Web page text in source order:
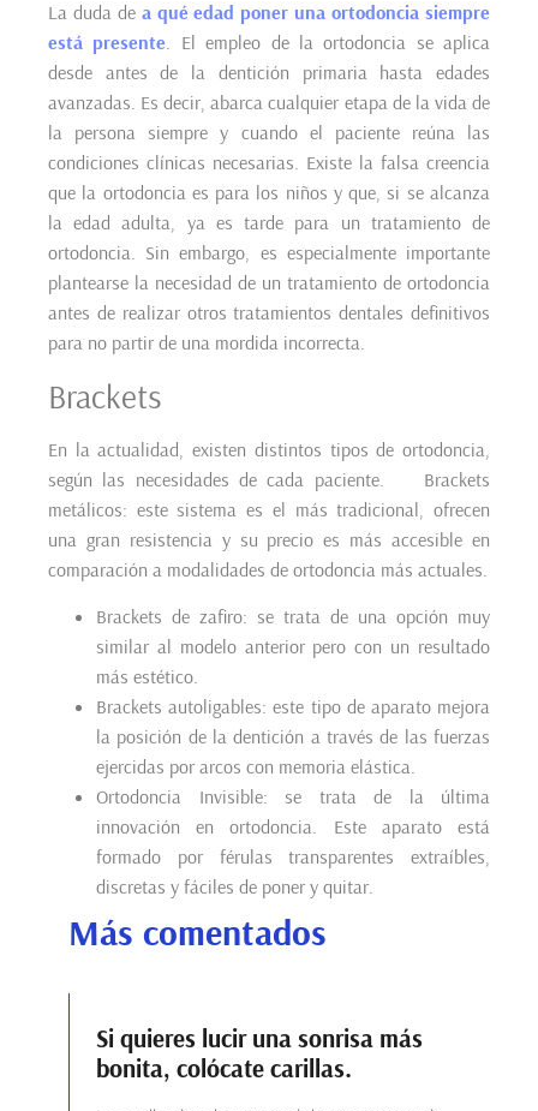
La duda dea qué edad poner una ortodoncia siempre
está presente. El empleo de la ortodoncia se aplica
desde antes de la dentición primaria hasta edades
avanzadas. Es decir, abarca cualquier etapa de la vida de
la persona siempre y cuando el paciente reúna las
condiciones clínicas necesarias. Existe la falsa creencia
que la ortodoncia es para los niños y que, si se alcanza
la edad adulta, ya es tarde para un tratamiento de
ortodoncia. Sin embargo, es especialmente importante
plantearse la necesidad de un tratamiento de ortodoncia
antes de realizar otros tratamientos dentales definitivos
para no partir de una mordida incorrecta.
Brackets
En la actualidad, existen distintos tipos de ortodoncia,
según las necesidades de cada paciente. Brackets
metálicos: este sistema es el más tradicional, ofrecen
una gran resistencia y su precio es más accesible en
comparación a modalidades de ortodoncia más actuales.
Brackets de zafiro: se trata de una opción muy
similar al modelo anterior pero con un resultado
más estético.
Brackets autoligables: este tipo de aparato mejora
la posición de la dentición a través de las fuerzas
ejercidas por arcos con memoria elástica.
Ortodoncia Invisible: se trata de la última
innovación en ortodoncia. Este aparato está
formado por férulas transparentes extraíbles,
discretas y fáciles de poner y quitar.
Más comentados
Si quieres lucir una sonrisa más
bonita, colócate carillas.